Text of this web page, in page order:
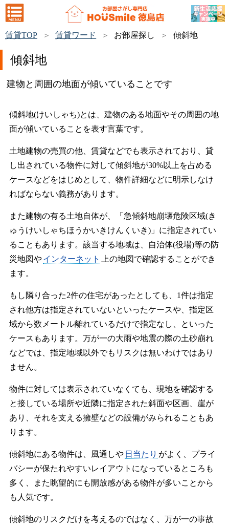
賃貸TOP 賃貸ワード お部屋探し 傾斜地
傾斜地
建物と周囲の地面が傾いていることです
傾斜地(けいしゃち)とは、建物のある地面やその周囲の地
面が傾いていることを表す言葉です。
土地建物の売買の他、賃貸などでも表示されており、貸
し出されている物件に対して傾斜地が30%以上を占める
ケースなどをはじめとして、物件詳細などに明示しなけ
ればならない義務があります。
また建物の有る土地自体が、「急傾斜地崩壊危険区域(き
ゅうけいしゃちほうかいきけんくいき)」に指定されてい
ることもあります。該当する地域は、自治体(役場)等の防
災地図やインターネット
上の地図で確認することができ
ます。
もし隣り合った2件の住宅があったとしても、1件は指定
され他方は指定されていないといったケースや、指定区
域から数メートル離れているだけで指定なし、といった
ケースもあります。万が一の大雨や地震の際の土砂崩れ
などでは、指定地域以外でもリスクは無いわけではあり
ません。
物件に対しては表示されていなくても、現地を確認する
と接している場所や近隣に指定された斜面や区画、崖が
あり、それを支える擁壁などの設備がみられることもあ
ります。
傾斜地にある物件は、風通しや 日当たり がよく、プライ
バシーが保たれやすいレイアウトになっているところも
多く、また眺望的にも開放感がある物件が多いことから
も人気です。
傾斜地のリスクだけを考えるのではなく、万が一の事故